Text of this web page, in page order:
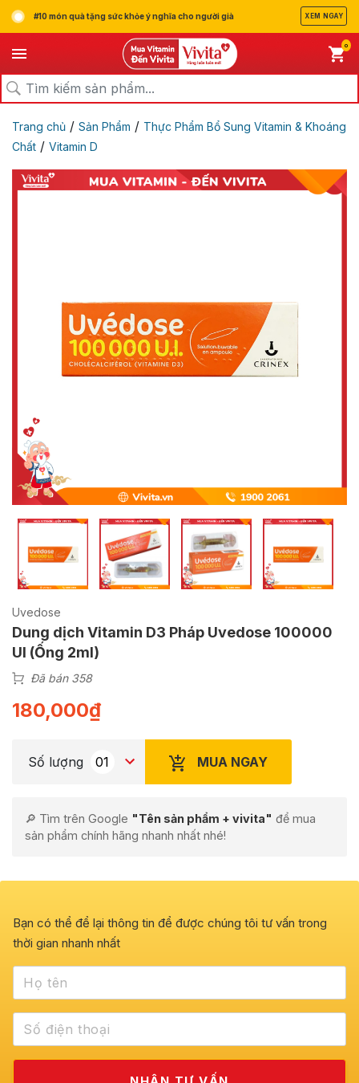
#10 món quà tặng sức khỏe ý nghĩa cho người già XEM NGAY
0
Trang chủ / Sản Phẩm / Thực Phẩm Bổ Sung Vitamin & Khoáng
Chất / Vitamin D
Uvedose
Dung dịch Vitamin D3 Pháp Uvedose 100000
UI (Ống 2ml)
Đã bán 358
180,000₫
Số lượng MUA NGAY
🔎 Tìm trên Google "Tên sản phẩm + vivita" để mua
sản phẩm chính hãng nhanh nhất nhé!
Bạn có thể để lại thông tin để được chúng tôi tư vấn trong
thời gian nhanh nhất